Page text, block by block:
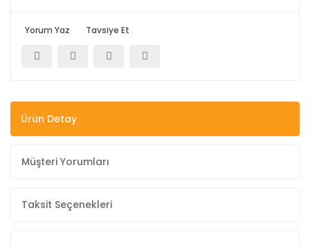
Yorum Yaz Tavsiye Et
Ürün Detay
Müşteri Yorumları
Taksit Seçenekleri